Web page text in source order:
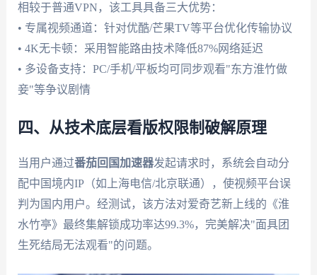
相较于普通VPN，该工具具备三大优势：
• 专属视频通道：针对优酷/芒果TV等平台优化传输协议
• 4K无卡顿：采用智能路由技术降低87%网络延迟
• 多设备支持：PC/手机/平板均可同步观看"东方淮竹做
妾"等争议剧情
四、从技术底层看版权限制破解原理
当用户通过番茄回国加速器发起请求时，系统会自动分
配中国境内IP（如上海电信/北京联通），使视频平台误
判为国内用户。经测试，该方法对爱奇艺新上线的《淮
水竹亭》最终集解锁成功率达99.3%，完美解决"面具团
生死结局无法观看"的问题。